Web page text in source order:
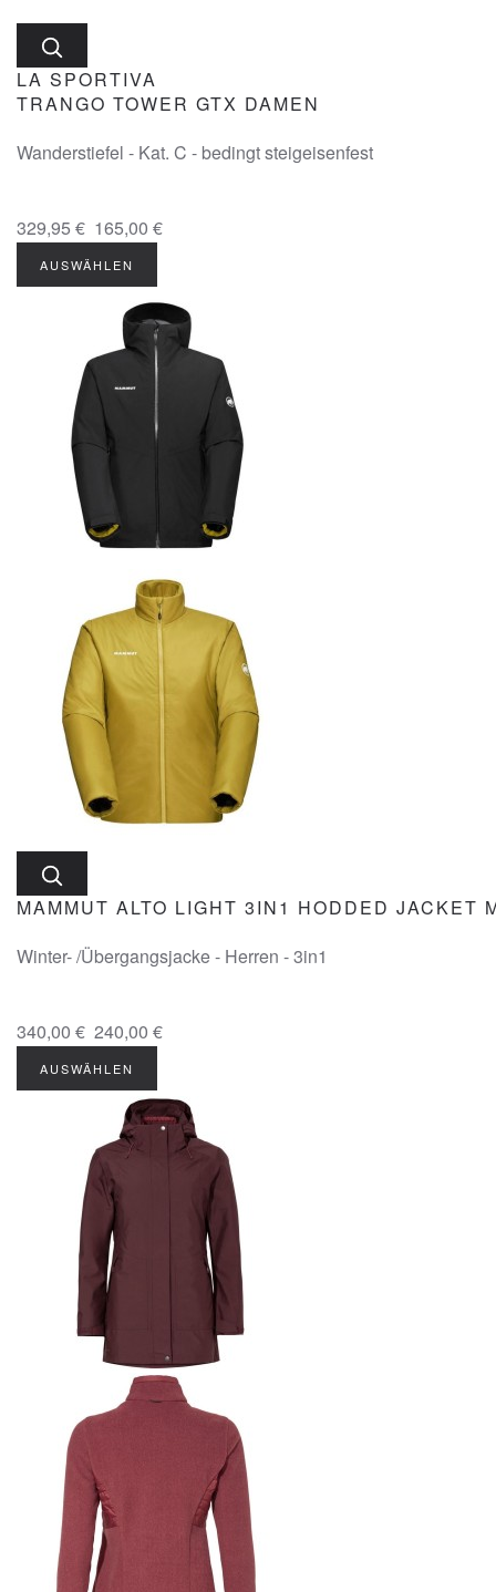
LA SPORTIVA
TRANGO TOWER GTX DAMEN
Wanderstiefel - Kat. C - bedingt steigeisenfest
329,95 € 165,00 €
AUSWÄHLEN
MAMMUT ALTO LIGHT 3IN1 HODDED JACKET
Winter- /Übergangsjacke - Herren - 3in1
340,00 € 240,00 €
AUSWÄHLEN